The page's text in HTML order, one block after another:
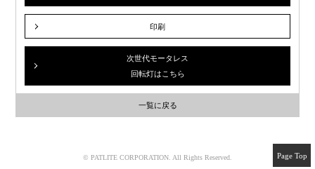
印刷
次世代モータレス
回転灯はこちら
一覧に戻る
© PATLITE CORPORATION. All Rights Reserved. Page Top